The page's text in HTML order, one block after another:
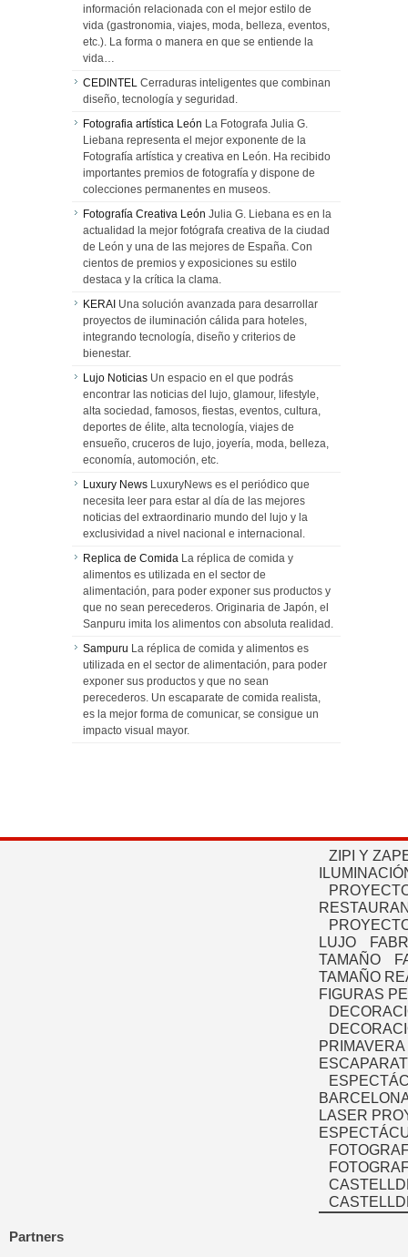
información relacionada con el mejor estilo de
vida (gastronomia, viajes, moda, belleza, eventos,
etc.). La forma o manera en que se entiende la
vida…
CEDINTEL Cerraduras inteligentes que combinan
diseño, tecnología y seguridad.
Fotografia artística León La Fotografa Julia G.
Liebana representa el mejor exponente de la
Fotografía artística y creativa en León. Ha recibido
importantes premios de fotografía y dispone de
colecciones permanentes en museos.
Fotografía Creativa León Julia G. Liebana es en la
actualidad la mejor fotógrafa creativa de la ciudad
de León y una de las mejores de España. Con
cientos de premios y exposiciones su estilo
destaca y la crítica la clama.
KERAI Una solución avanzada para desarrollar
proyectos de iluminación cálida para hoteles,
integrando tecnología, diseño y criterios de
bienestar.
Lujo Noticias Un espacio en el que podrás
encontrar las noticias del lujo, glamour, lifestyle,
alta sociedad, famosos, fiestas, eventos, cultura,
deportes de élite, alta tecnología, viajes de
ensueño, cruceros de lujo, joyería, moda, belleza,
economía, automoción, etc.
Luxury News LuxuryNews es el periódico que
necesita leer para estar al día de las mejores
noticias del extraordinario mundo del lujo y la
exclusividad a nivel nacional e internacional.
Replica de Comida La réplica de comida y
alimentos es utilizada en el sector de
alimentación, para poder exponer sus productos y
que no sean perecederos. Originaria de Japón, el
Sanpuru imita los alimentos con absoluta realidad.
Sampuru La réplica de comida y alimentos es
utilizada en el sector de alimentación, para poder
exponer sus productos y que no sean
perecederos. Un escaparate de comida realista,
es la mejor forma de comunicar, se consigue un
impacto visual mayor.
ZIPI Y
LUJO
TAMAÑO
TAMAÑO
FIGURAS
PRIMAVERA
LASER
Partners